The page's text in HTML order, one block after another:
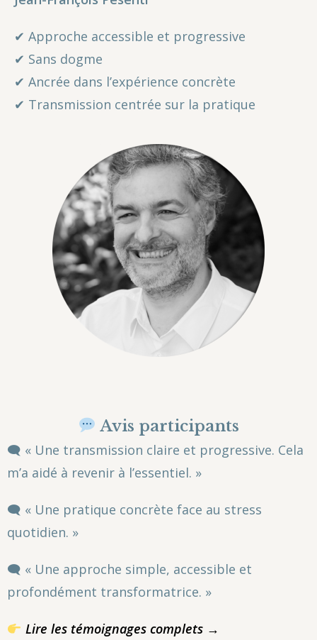
✔ Approche accessible et progressive
✔ Sans dogme
✔ Ancrée dans l’expérience concrète
✔ Transmission centrée sur la pratique
Avis participants
🗨 « Une transmission claire et progressive. Cela
m’a aidé à revenir à l’essentiel. »
🗨 « Une pratique concrète face au stress
quotidien. »
🗨 « Une approche simple, accessible et
profondément transformatrice. »
Lire les témoignages complets →